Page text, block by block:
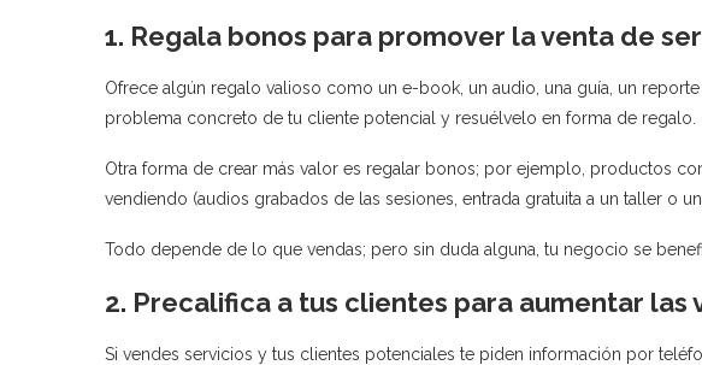
1. Regala bonos para promover la venta de
Ofrece algún regalo valioso como un e-book, un audio, una guía, un
problema concreto de tu cliente potencial y resuélvelo en forma de regalo.
Otra forma de crear más valor es regalar bonos; por ejemplo, productos
vendiendo (audios grabados de las sesiones, entrada gratuita a un taller o
Todo depende de lo que vendas; pero sin duda alguna, tu negocio se
2. Precalifica a tus clientes para aumentar las
Si vendes servicios y tus clientes potenciales te piden información por